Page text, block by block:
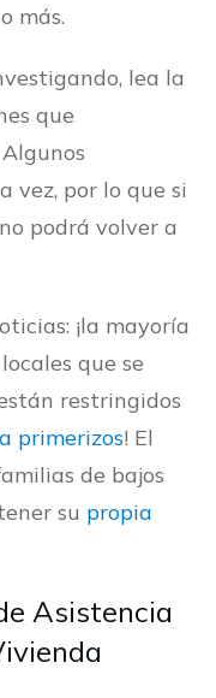
más.
lea la
que
vez, por lo que si
podrá volver a
¡la mayoría
que se
restringidos
primerizos! El
de bajos
su propia
Asistencia